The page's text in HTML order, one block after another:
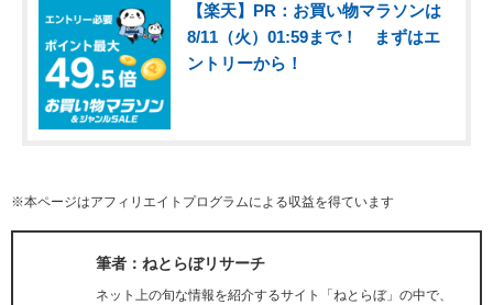
【楽天】PR：お買い物マラソンは
8/11（火）01:59まで！ まずはエ
ントリーから！
※本ページはアフィリエイトプログラムによる収益を得ています
筆者：ねとらぼリサーチ
ネット上の旬な情報を紹介するサイト「ねとらぼ」の中で、